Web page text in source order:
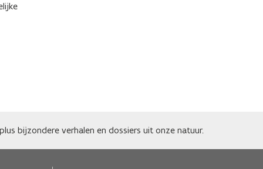
bijzondere verhalen en dossiers uit onze natuur.